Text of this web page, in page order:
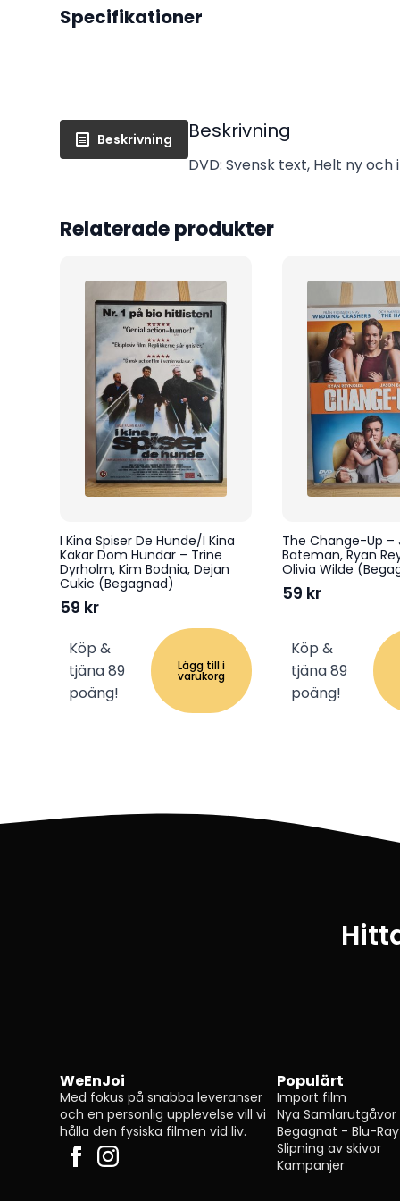
Specifikationer
Beskrivning Beskrivning
DVD: Svensk text, Helt ny och
Relaterade produkter
I Kina Spiser De Hunde/I Kina
Käkar Dom Hundar – Trine
Dyrholm, Kim Bodnia, Dejan
Cukic (Begagnad)
59 kr
Köp &
tjäna 89
poäng!
Lägg till i
varukorg
The Change-Up –
Bateman, Ryan
Olivia Wilde
59 kr
Köp &
tjäna 89
poäng!
WeEnJoi
Med fokus på snabba leveranser
och en personlig upplevelse vill vi
hålla den fysiska filmen vid liv.
Populärt
Import film
Nya Samlarutgåvor
Begagnat - Blu-Ray
Slipning av skivor
Kampanjer